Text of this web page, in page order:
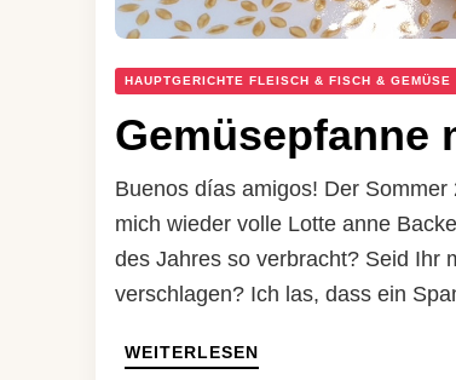
HAUPTGERICHTE FLEISCH & FISCH & GEMÜSE
Gemüsepfanne
Buenos días amigos! Der
mich wieder volle Lotte anne
des Jahres so verbracht? Seid Ihr
verschlagen? Ich las, dass ein
WEITERLESEN